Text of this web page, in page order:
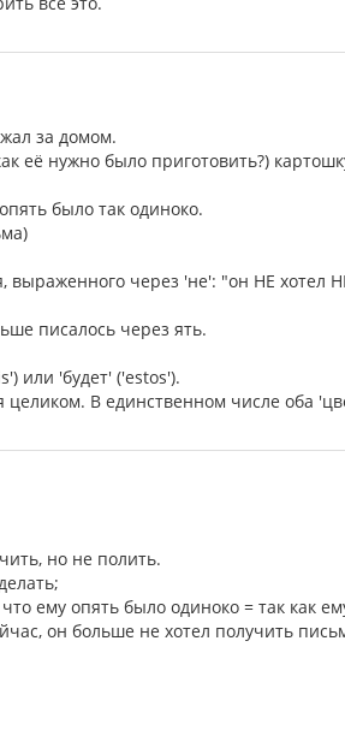
за домом.
её нужно было приготовить?)
было так одиноко.
выраженного через 'не': "он НЕ хотел
писалось через ять.
или 'будет' ('estos').
В единственном числе оба
но не полить.
ему опять было одиноко = так как
он больше не хотел получить